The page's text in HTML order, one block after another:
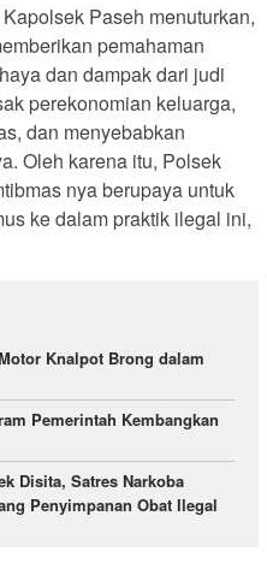
Paseh menuturkan,
pemahaman
dan dampak dari judi
perekonomian keluarga,
dan menyebabkan
Oleh karena itu, Polsek
nya berupaya untuk
ke dalam praktik ilegal ini,
Knalpot Brong dalam
Pemerintah Kembangkan
Disita, Satres Narkoba
Penyimpanan Obat Ilegal